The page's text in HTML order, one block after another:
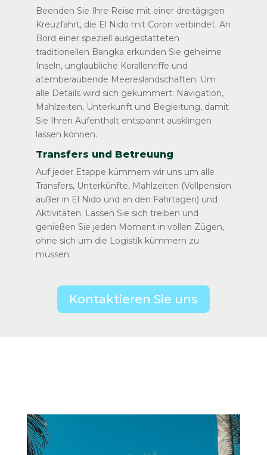
Beenden Sie Ihre Reise mit einer dreitägigen
Kreuzfahrt, die El Nido mit Coron verbindet. An
Bord einer speziell ausgestatteten
traditionellen Bangka erkunden Sie geheime
Inseln, unglaubliche Korallenriffe und
atemberaubende Meereslandschaften. Um
alle Details wird sich gekümmert: Navigation,
Mahlzeiten, Unterkunft und Begleitung, damit
Sie Ihren Aufenthalt entspannt ausklingen
lassen können.
Transfers und Betreuung
Auf jeder Etappe kümmern wir uns um alle
Transfers, Unterkünfte, Mahlzeiten (Vollpension
außer in El Nido und an den Fahrtagen) und
Aktivitäten. Lassen Sie sich treiben und
genießen Sie jeden Moment in vollen Zügen,
ohne sich um die Logistik kümmern zu
müssen.
Kontaktieren Sie uns